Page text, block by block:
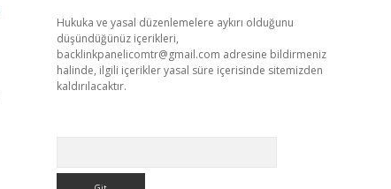
Hukuka ve yasal düzenlemelere aykırı olduğunu
düşündüğünüz içerikleri,
backlinkpanelicomtr@gmail.com adresine bildirmeniz
halinde, ilgili içerikler yasal süre içerisinde sitemizden
kaldırılacaktır.